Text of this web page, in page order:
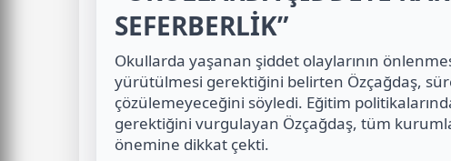
SEFERBERLİK”
Okullarda yaşanan şiddet olaylarının
yürütülmesi gerektiğini belirten Özçağdaş,
çözülemeyeceğini söyledi. Eğitim
gerektiğini vurgulayan Özçağdaş, tüm
önemine dikkat çekti.